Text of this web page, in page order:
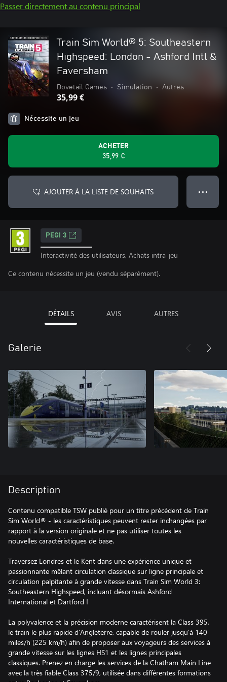
Passer directement au contenu principal
Train Sim World® 5: Southeastern
Highspeed: London - Ashford Intl &
Faversham
Dovetail Games • Simulation • Autres
35,99 €
Nécessite un jeu
ACHETER
35,99 €
AJOUTER À LA LISTE DE SOUHAITS ● ● ●
PEGI 3
Interactivité des utilisateurs, Achats intra-jeu
Ce contenu nécessite un jeu (vendu séparément).
DÉTAILS AVIS AUTRES
Galerie
Description
Contenu compatible TSW publié pour un titre précédent de Train
Sim World® - les caractéristiques peuvent rester inchangées par
rapport à la version originale et ne pas utiliser toutes les
nouvelles caractéristiques de base.
Traversez Londres et le Kent dans une expérience unique et
passionnante mêlant circulation classique sur ligne principale et
circulation palpitante à grande vitesse dans Train Sim World 3:
Southeastern Highspeed, incluant désormais Ashford
International et Dartford !
La polyvalence et la précision moderne caractérisent la Class 395,
le train le plus rapide d'Angleterre, capable de rouler jusqu'à 140
miles/h (225 km/h) afin de proposer aux voyageurs des services à
grande vitesse sur les lignes HS1 et les lignes principales
classiques. Prenez en charge les services de la Chatham Main Line
avec la très fiable Class 375/9, utilisée dans différentes formations